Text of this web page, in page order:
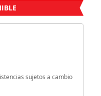
sujetos a cambio